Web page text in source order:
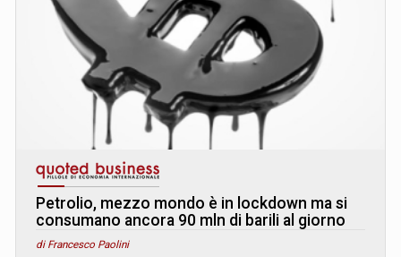
Petrolio, mezzo mondo è in lockdown ma si
consumano ancora 90 mln di barili al giorno
di Francesco Paolini